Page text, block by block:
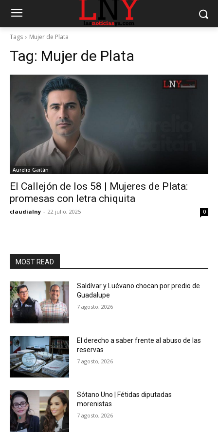
Tags Mujer de Plata
Tag: Mujer de Plata
Aurelio Gaitán
El Callejón de los 58 | Mujeres de Plata:
promesas con letra chiquita
claudialny - 22 julio, 2025 0
MOST READ
Saldívar y Luévano chocan por predio de
Guadalupe
7 agosto, 2026
El derecho a saber frente al abuso de las
reservas
7 agosto, 2026
Sótano Uno | Fétidas diputadas
morenistas
7 agosto, 2026